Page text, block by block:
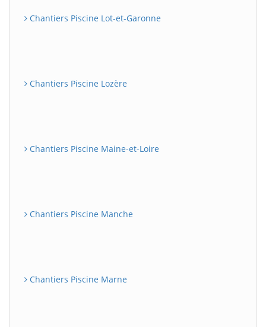
Chantiers Piscine Lot-et-Garonne
Chantiers Piscine Lozère
Chantiers Piscine Maine-et-Loire
Chantiers Piscine Manche
Chantiers Piscine Marne